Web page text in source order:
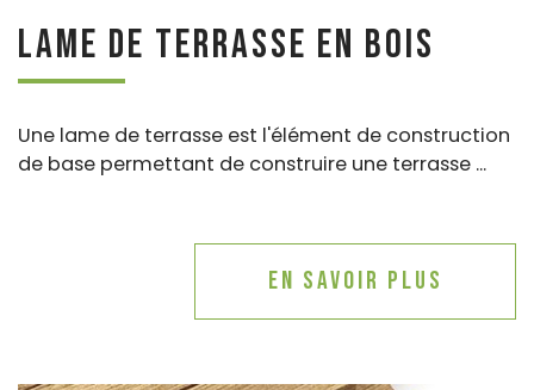
Lame de terrasse en bois
Une lame de terrasse est l'élément de construction
de base permettant de construire une terrasse ...
En savoir plus